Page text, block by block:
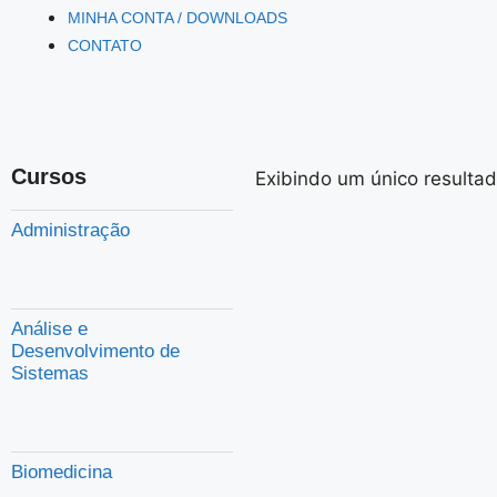
MINHA CONTA / DOWNLOADS
CONTATO
Cursos
Administração
Análise e
Desenvolvimento de
Sistemas
Biomedicina
Exibindo um único